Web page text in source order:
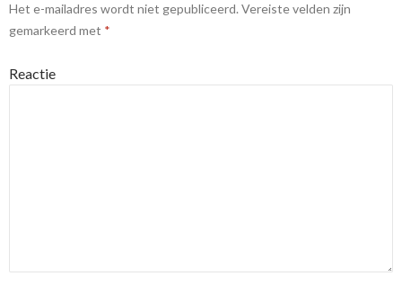
Het e-mailadres wordt niet gepubliceerd. Vereiste velden zijn
gemarkeerd met *
Reactie